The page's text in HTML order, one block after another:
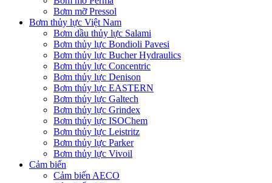
Bơm mỡ Pressol
Bơm thủy lực Việt Nam
Bơm dầu thủy lực Salami
Bơm thủy lực Bondioli Pavesi
Bơm thủy lực Bucher Hydraulics
Bơm thủy lực Concentric
Bơm thủy lực Denison
Bơm thủy lực EASTERN
Bơm thủy lực Galtech
Bơm thủy lực Grindex
Bơm thủy lực ISOChem
Bơm thủy lực Leistritz
Bơm thủy lực Parker
Bơm thủy lực Vivoil
Cảm biến
Cảm biến AECO